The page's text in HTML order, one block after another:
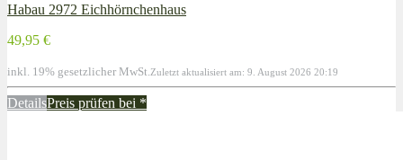
Habau 2972 Eichhörnchenhaus
49,95 €
inkl. 19% gesetzlicher MwSt. Zuletzt aktualisiert am: 9. August 2026 20:19
DetailsPreis prüfen bei *